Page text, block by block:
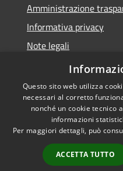
Amministrazione
Informativa privacy
Note legali
Dichiarazione di
Accessibilità
Questo sito web utilizza
necessari al corretto
nonché un cookie tecnico
informazioni
Per maggiori dettagli, può
ACCETTA TUTTO